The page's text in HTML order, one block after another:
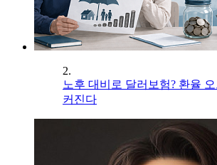
2.
노후 대비로 달러보험? 환율
커진다